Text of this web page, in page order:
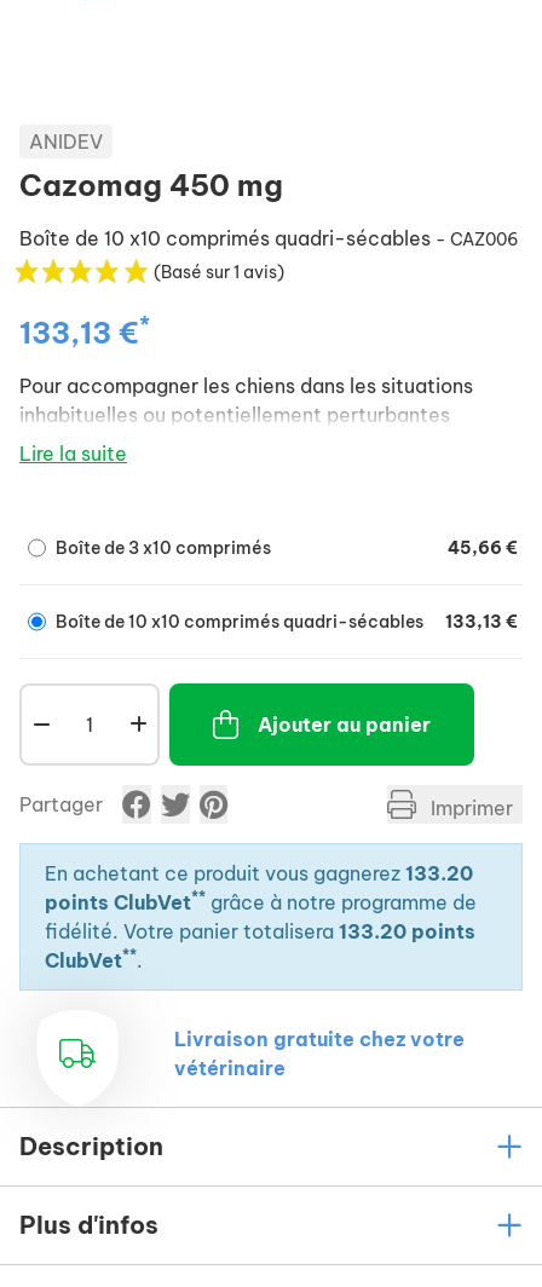
ANIDEV
Cazomag 450 mg
Boîte de 10 x10 comprimés quadri-sécables - CAZ006
(Basé sur 1 avis)
133,13 €*
Pour accompagner les chiens dans les situations
inhabituelles ou potentiellement perturbantes
Lire la suite
Boîte de 3 x10 comprimés 45,66 €
Boîte de 10 x10 comprimés quadri-sécables 133,13 €
Ajouter au panier
Partager Imprimer
En achetant ce produit vous gagnerez 133.20
points ClubVet** grâce à notre programme de
fidélité. Votre panier totalisera 133.20 points
ClubVet**.
Livraison gratuite chez votre
vétérinaire
Description
Plus d'infos